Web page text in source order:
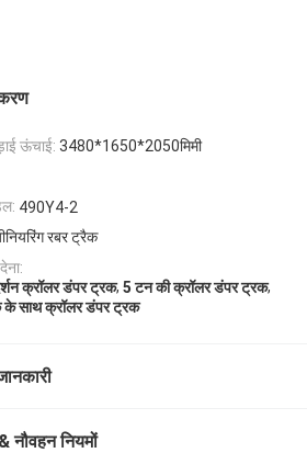
ऊंचाई: 3480*1650*2050मिमी
490Y4-2
रबर ट्रैक
क्रॉलर डंपर ट्रक, 5 टन की क्रॉलर डंपर ट्रक,
के साथ क्रॉलर डंपर ट्रक
नौवहन नियमों